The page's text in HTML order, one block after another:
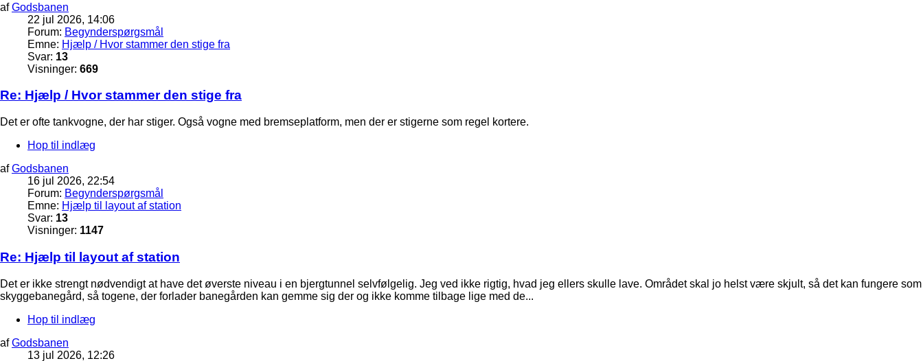
afGodsbanen
22 jul 2026, 14:06
Forum: Begynderspørgsmål
Emne: Hjælp / Hvor stammer den stige fra
Svar: 13
Visninger: 669
Re: Hjælp / Hvor stammer den stige fra
Det er ofte tankvogne, der har stiger. Også vogne med bremseplatform, men der er stigerne som regel kortere.
Hop til indlæg
afGodsbanen
16 jul 2026, 22:54
Forum: Begynderspørgsmål
Emne: Hjælp til layout af station
Svar: 13
Visninger: 1147
Re: Hjælp til layout af station
Det er ikke strengt nødvendigt at have det øverste niveau i en bjergtunnel selvfølgelig. Jeg ved ikke rigtig, hvad jeg ellers skulle lave. Området skal jo helst være skjult, så det kan fungere som
skyggebanegård, så togene, der forlader banegården kan gemme sig der og ikke komme tilbage lige med de...
Hop til indlæg
afGodsbanen
13 jul 2026, 12:26